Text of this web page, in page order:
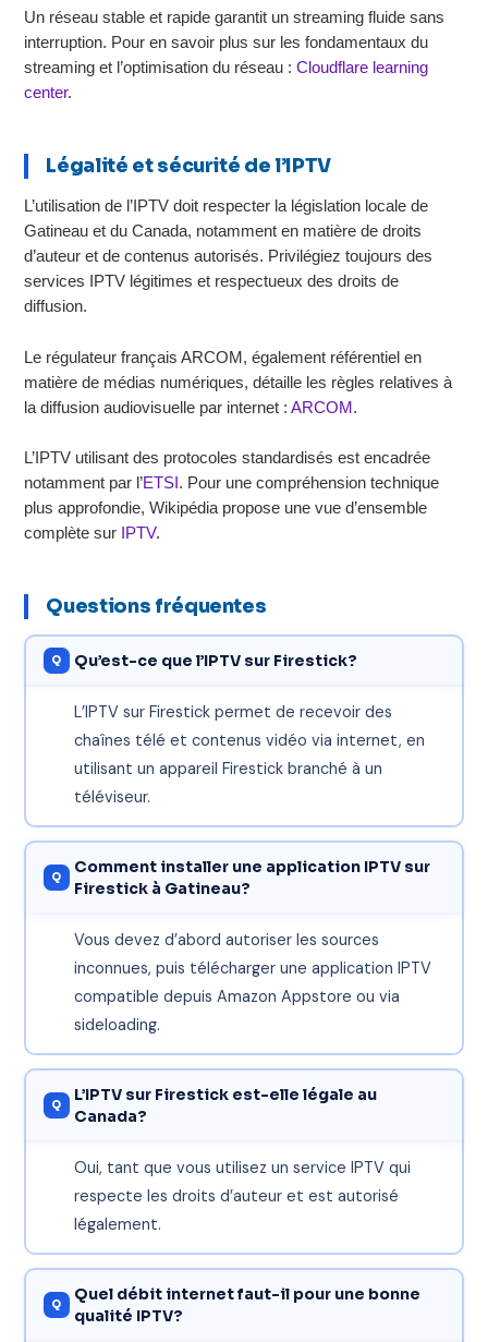
Un réseau stable et rapide garantit un streaming fluide sans
interruption. Pour en savoir plus sur les fondamentaux du
streaming et l’optimisation du réseau :Cloudflare learning
center.
Légalité et sécurité de l’IPTV
L’utilisation de l’IPTV doit respecter la législation locale de
Gatineau et du Canada, notamment en matière de droits
d’auteur et de contenus autorisés. Privilégiez toujours des
services IPTV légitimes et respectueux des droits de
diffusion.
Le régulateur français ARCOM, également référentiel en
matière de médias numériques, détaille les règles relatives à
la diffusion audiovisuelle par internet :ARCOM .
L’IPTV utilisant des protocoles standardisés est encadrée
notamment par l’ETSI . Pour une compréhension technique
plus approfondie, Wikipédia propose une vue d’ensemble
complète sur
IPTV.
Questions fréquentes
Qu’est-ce que l’IPTV sur Firestick?
L’IPTV sur Firestick permet de recevoir des
chaînes télé et contenus vidéo via internet, en
utilisant un appareil Firestick branché à un
téléviseur.
Comment installer une application IPTV sur
Firestick à Gatineau?
Vous devez d’abord autoriser les sources
inconnues, puis télécharger une application IPTV
compatible depuis Amazon Appstore ou via
sideloading.
L’IPTV sur Firestick est-elle légale au
Canada?
Oui, tant que vous utilisez un service IPTV qui
respecte les droits d’auteur et est autorisé
légalement.
Quel débit internet faut-il pour une bonne
qualité IPTV?